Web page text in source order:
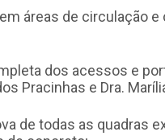
áreas de circulação
dos acessos e
Pracinhas e Dra.
de todas as quadras